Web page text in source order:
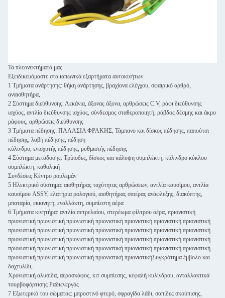
Τα πλεονεκτήματά μας
Εξειδικευόμαστε στα ιαπωνικά εξαρτήματα αυτοκινήτων.
1 Τμήματα ανάρτησης: θήκη ανάρτησης, βραχίονα ελέγχου, σφαιρικό αρθρό,
αναισθητήρα,
2 Σύστημα διεύθυνσης: Λεκάνια, άξονας άξονα, αρθρώσεις C.V, ράφι διεύθυνσης
ισχύος, αντλία διεύθυνσης ισχύος, σύνδεσμος σταθεροποιητή, ράβδος δέσμης και άκρο
ράφους, αρθρώσεις διεύθυνσης
3 Τμήματα πέδησης: ΠΑΛΑΣΙΑ ΦΡΑΚΗΣ, Τάμπανο και δίσκος πέδησης, παπούτσι
πέδησης, λαβή πέδησης, πέδηση
κύλινδρο, ενισχυτής πέδησης, ρυθμιστής πέδησης
4 Σύστημα μετάδοσης: Τρίποδες, δίσκος και κάλυψη συμπλέκτη, κύλινδρο κύκλου
συμπλέκτη, καθολική
Συνδέσεις Κέντρο ρουλεμάν
5 Ηλεκτρικό σύστημα: αισθητήρας ταχύτητας αρθρώσεων, αντλία καυσίμου, αντλία
καυσίμου ASSY, ελατήρια ρολογιού, αισθητήρας σπείρας ανάφλεξης, διακόπτης,
μπαταρία, εκκινητή, εναλλάκτη, συμπίεστη αέρα
6 Τμήματα κινητήρα: αντλία πετρελαίου, στερέωμα φίλτρου αέρα, πριονιστική
πριονιστική πριονιστική πριονιστική πριονιστική πριονιστική πριονιστική πριονιστική
πριονιστική πριονιστική πριονιστική πριονιστική πριονιστική πριονιστική πριονιστική
πριονιστική πριονιστική πριονιστική πριονιστική πριονιστική πριονιστική πριονιστική
πριονιστική πριονιστική πριονιστική πριονιστική πριονιστική πριονιστική πριονιστική
πριονιστική πριονιστική πριονιστική πριονιστική πριονιστικήΣυγκρότημα έμβολο και
δαχτυλίδι,
Χρονιστική αλυσίδα, αεροσκάφος, κιτ συμπίεσης, κεφαλή κυλίνδρου, ανταλλακτικά
τουρβοφόρτισης Ραδιενεργός
7 Εξωτερικό του σώματος: μπροστινό φτερό, σφραγίδα λάδι, σαπίδες σκούπισης,